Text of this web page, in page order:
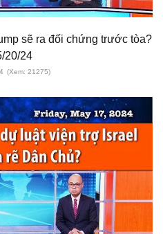
sẽ ra đối chứng trước tòa?
20/24
(Xem: 21275)